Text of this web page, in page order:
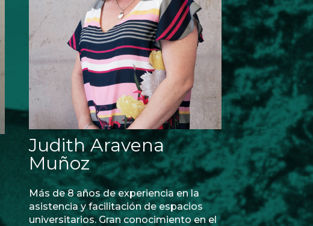
Judith Aravena
Muñoz
Más de 8 años de experiencia en la
asistencia y facilitación de espacios
universitarios. Gran conocimiento en el